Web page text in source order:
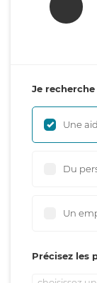
Je recherche
Une
Du
Un
Précisez les